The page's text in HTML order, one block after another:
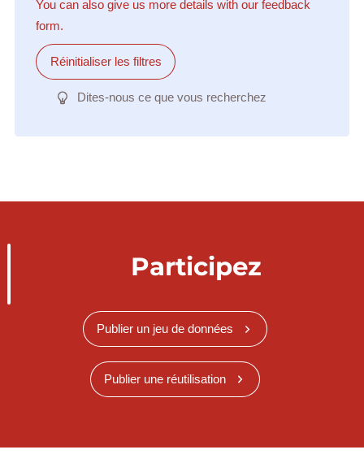
You can also give us more details with our feedback
form.
Réinitialiser les filtres
Dites-nous ce que vous recherchez
Participez
Publier un jeu de données
Publier une réutilisation